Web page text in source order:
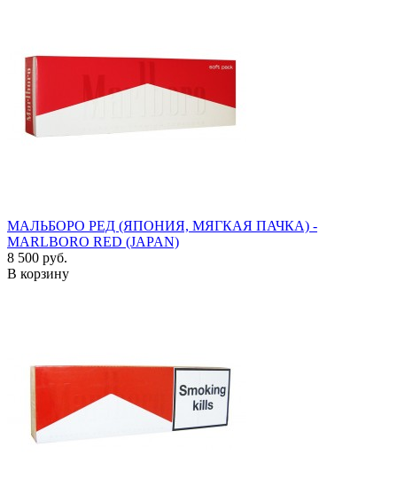
МАЛЬБОРО РЕД (ЯПОНИЯ, МЯГКАЯ ПАЧКА) -
MARLBORO RED (JAPAN)
8 500 руб.
В корзину